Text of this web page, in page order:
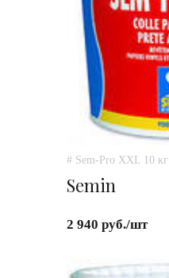
# Sem-Pro XXL 10 кг
Semin
2 940 руб./шт